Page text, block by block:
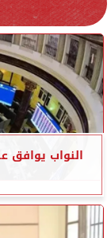
النواب يوافق